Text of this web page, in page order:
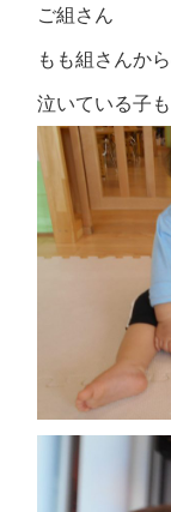
ご組さん
もも組さんか
泣いている子